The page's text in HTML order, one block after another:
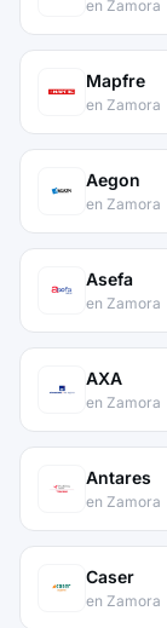
en Zamora
Mapfre
en Zamora
Aegon
en Zamora
Asefa
en Zamora
AXA
en Zamora
Antares
en Zamora
Caser
en Zamora